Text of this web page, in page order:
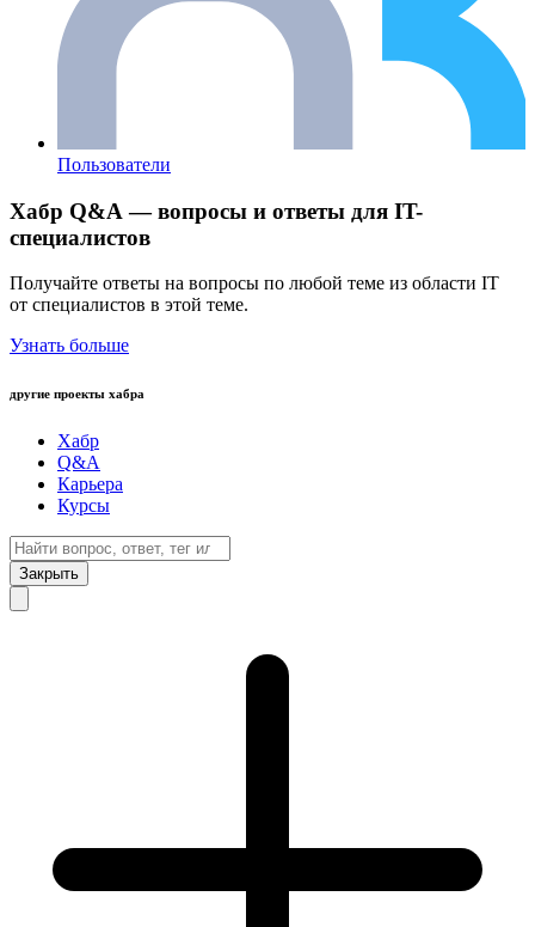
Пользователи
Хабр Q&A — вопросы и ответы для IT-
специалистов
Получайте ответы на вопросы по любой теме из области IT
от специалистов в этой теме.
Узнать больше
другие проекты хабра
Хабр
Q&A
Карьера
Курсы
Закрыть